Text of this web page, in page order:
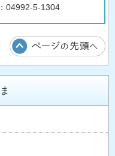
04992-5-1304